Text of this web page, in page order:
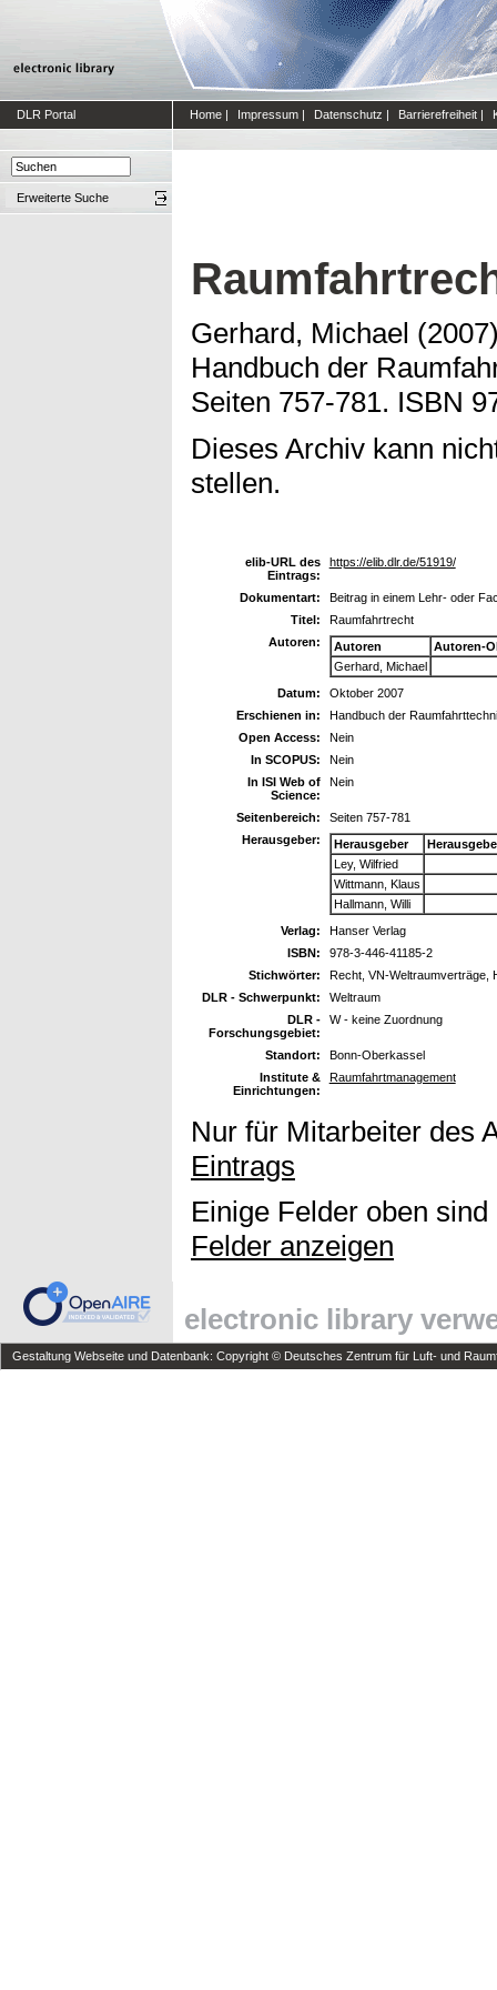
DLR Portal Home | Impressum | Datenschutz | Barrierefreiheit |
Erweiterte Suche
Gerhard, Michael
Handbuch der
Seiten 757-781. ISBN
Dieses Archiv kann
stellen.
elib-URL des
Eintrags:
https://elib.dlr.de/51919/
Dokumentart:
Beitrag in einem Lehr- oder
Titel:
Raumfahrtrecht
Autoren:
Autoren
Autoren-
Gerhard, Michael
Datum:
Oktober 2007
Erschienen in:
Handbuch der
Open Access:
Nein
In SCOPUS:
Nein
In ISI Web of
Science:
Nein
Seitenbereich:
Seiten 757-781
Herausgeber:
Herausgeber
Ley, Wilfried
Wittmann, Klaus
Hallmann, Willi
Verlag:
Hanser Verlag
ISBN:
978-3-446-41185-2
Stichwörter:
Recht, VN-Weltraumverträge,
DLR - Schwerpunkt:
Weltraum
DLR -
Forschungsgebiet:
W - keine Zuordnung
Standort:
Bonn-Oberkassel
Institute &
Einrichtungen:
Raumfahrtmanagement
Nur für Mitarbeiter des
Eintrags
Einige Felder oben
Felder anzeigen
electronic library
Gestaltung Webseite und Datenbank: Copyright © Deutsches Zentrum für Luft- und